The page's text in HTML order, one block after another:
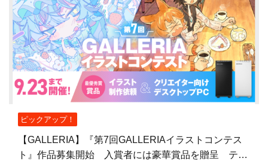
ピックアップ！
【GALLERIA】『第7回GALLERIAイラストコンテス
ト』作品募集開始 入賞者には豪華賞品を贈呈 テー